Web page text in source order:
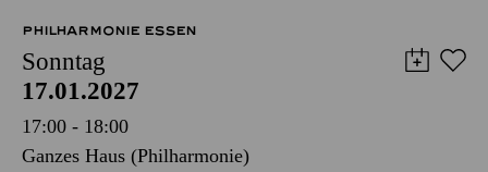
PHILHARMONIE ESSEN
Sonntag
17.01.2027
17:00 - 18:00
Ganzes Haus (Philharmonie)